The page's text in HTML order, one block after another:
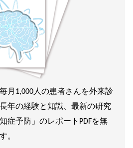
月1,000人の患者さんを外来診
年の経験と知識、最新の研究
症予防」のレポートPDFを無
。